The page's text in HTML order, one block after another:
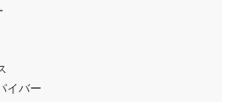
イバー